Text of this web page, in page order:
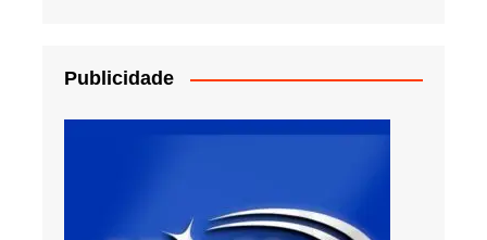
Publicidade